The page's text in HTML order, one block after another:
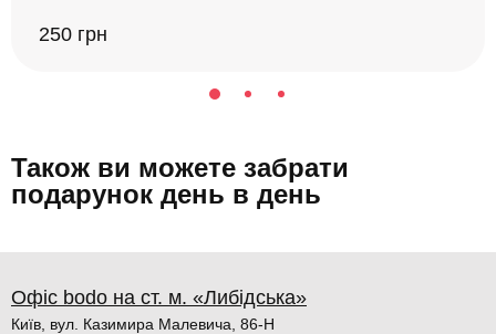
250 грн
Також ви можете забрати
подарунок день в день
Офіс bodo на ст. м. «Либідська»
Київ, вул. Казимира Малевича, 86-Н